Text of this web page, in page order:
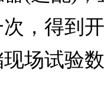
得到开
试验数